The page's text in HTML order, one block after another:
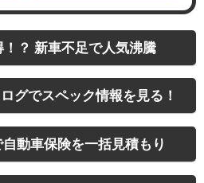
！？ 新車不足で人気沸騰
グでスペック情報を見る！
自動車保険を一括見積もり